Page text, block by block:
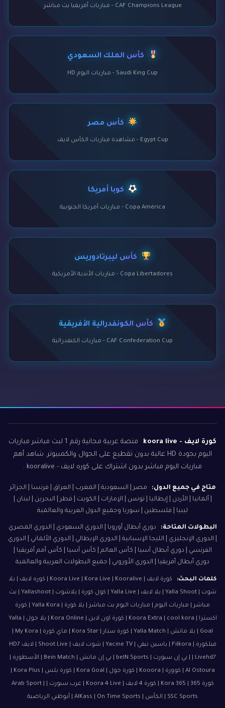
CAF Champions League - مباريات أفريقيا بث مباشر
كأس الملك السعودي
Saudi King Cup - مباريات اليوم HD
كأس مصر
Egypt Cup - مشاهدة مباريات الكأس لايف
كوبا أمريكا
Copa América - مباريات أمريكا الجنوبية
كأس ليبرتادوريس
Copa Libertadores - مباريات الأندية الأمريكية
كأس الكونفدرالية الأفريقية
CAF Confederation Cup - مباريات الكنفدرالية
كورة لايف - koora live
منصة عربية مجانية رقم 1 لبث مباشر مباريات
اليوم بجودة HD عالية بدون تقطيع على الجوال والكمبيوتر. شاهد أهم
مباريات اليوم مباشر بدون اشتراك على كوره لايف - kooralive .
متاح في جميع الدول:
مصر | السعودية | المغرب | العراق | فرنسا | الجزائر
| ألمانيا | الأردن | إيطاليا | تونس | الإمارات | الكويت | قطر | البحرين | لبنان |
ليبيا | فلسطين | سوريا وجميع الدول العربية والعالمية
البطولات المتاحة:
دوري أبطال أوروبا | الدوري السعودي | الدوري المصري
| الدوري الإنجليزي | الليجا الإسبانية | الدوري الإيطالي | الدوري الألماني | الدوري
الفرنسي | دوري أبطال آسيا | كأس العالم | كأس آسيا | كأس أمم أفريقيا |
دوري أبطال أفريقيا | الدوري الأوروبي | جميع البطولات العربية والعالمية
كلمات البحث:
كورة لايف | Koora Live | Kora Live | Kooralive | كوره لايف | يلا
شوت | Yalla Shoot | يلا لايف | Yalla Live | كول كورة | يلاشوت | Yallashoot | بث
مباشر | مباريات اليوم | مباريات اليوم بث مباشر | يلا كورة | Yalla Kora | كورة
اكسترا | Koora Extra | cool kora | كورة اون لاين | Kora Online | يلا جول | Yalla
فيلكورة | Filkora | ياسين تيفي | Yacine TV | شوت لايف | Shoot Live | لايف HD7
| Livehd7 | بي إن سبورت | beIN Sports | بي إن ماتش | Bein Match | الأسطورة |
كورة 365 | Kora 365 | كورة 4 لايف | Koora 4 Live | عرب سبورت | Arab Sport |
SSC Sports | الكأس | AlKass | On Time Sports | أبوظبي الرياضية